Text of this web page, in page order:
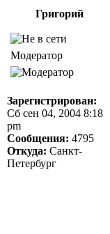
Григорий
Модератор
Зарегистрирован:
Сб сен 04, 2004 8:18
pm
Сообщения: 4795
Откуда: Санкт-
Петербург